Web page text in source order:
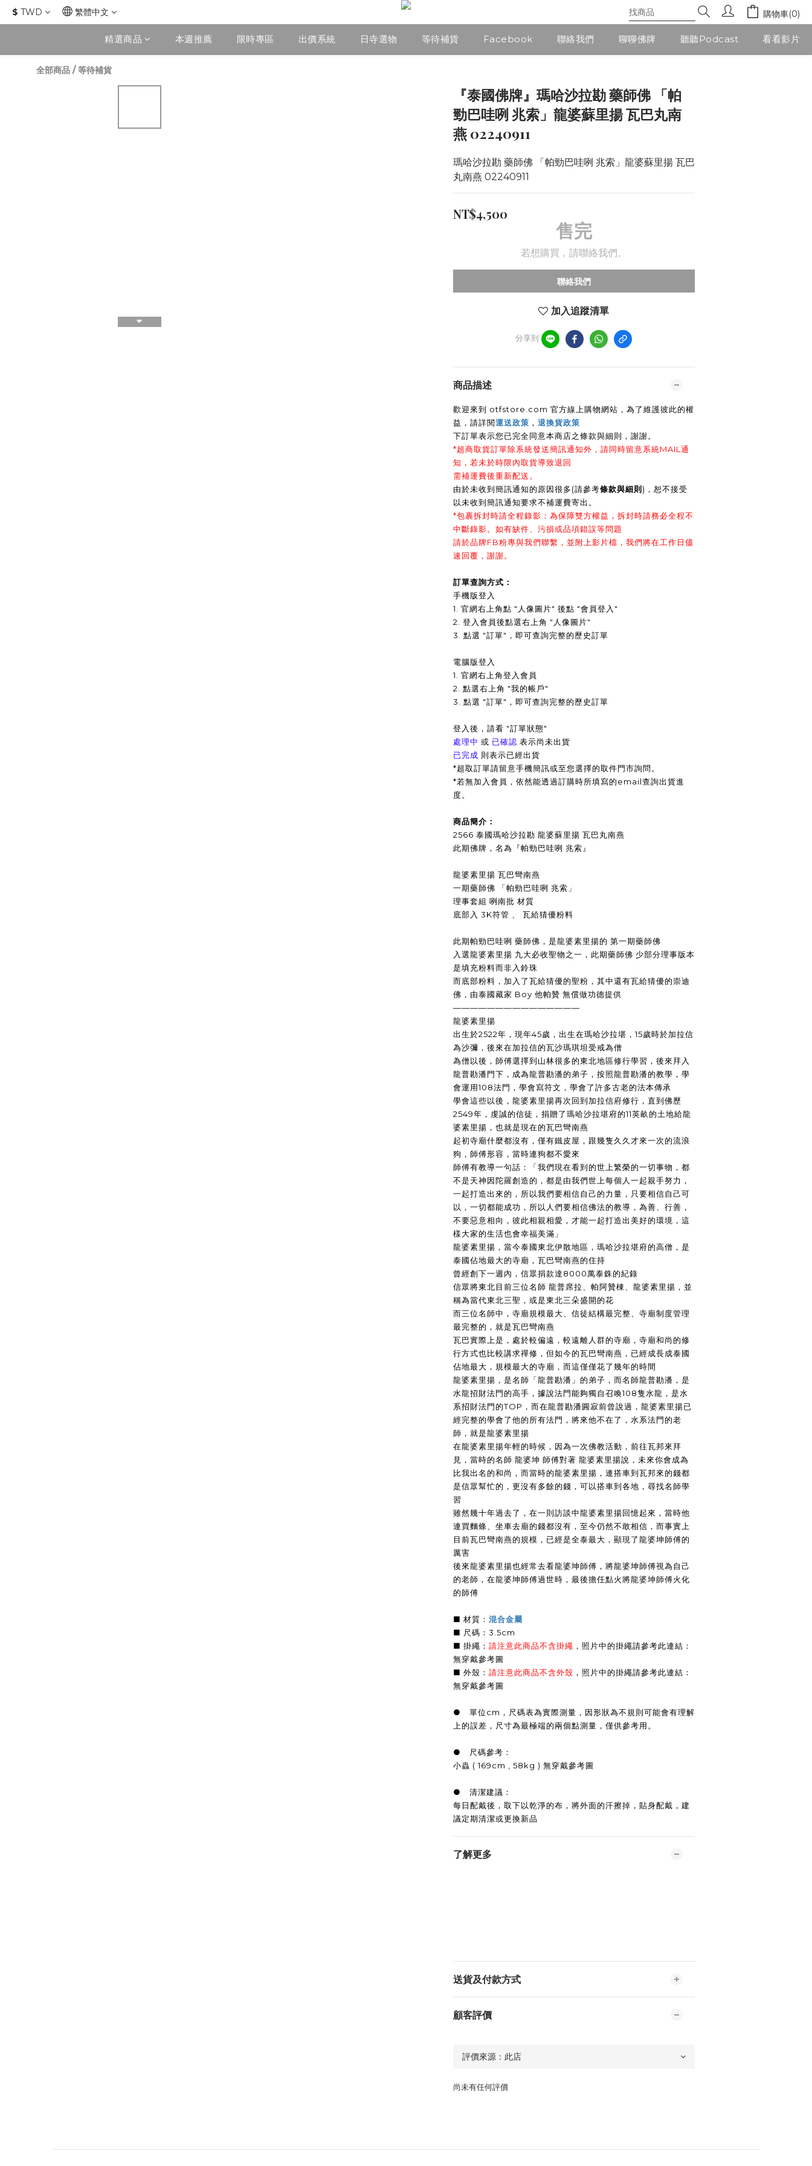
$ TWD 繁體中文 購物車(0)
精選商品 本週推薦 限時專區 出價系統 日寺選物 等待補貨 Facebook 聯絡我們 聊聊佛牌 聽聽Podcast 看看影片
全部商品 /等待補貨
『泰國佛牌』瑪哈沙拉勘 藥師佛 「帕
勁巴哇咧 兆索」龍婆蘇里揚 瓦巴丸南
燕 02240911
瑪哈沙拉勘 藥師佛 「帕勁巴哇咧 兆索」龍婆蘇里揚 瓦巴
丸南燕 02240911
NT$4,500
售完
若想購買，請聯絡我們。
聯絡我們
加入追蹤清單
分享到
商品描述
歡迎來到 otfstore.com 官方線上購物網站，為了維護彼此的權
益，請詳閱運送政策 ， 退換貨政策
下訂單表示您已完全同意本商店之條款與細則，謝謝。
*超商取貨訂單除系統發送簡訊通知外，請同時留意系統MAIL通
知，若未於時限內取貨導致退回
需補運費後重新配送。
由於未收到簡訊通知的原因很多(請參考條款與細則 )，恕不接受
以未收到簡訊通知要求不補運費寄出。
*包裹拆封時請全程錄影：為保障雙方權益，拆封時請務必全程不
中斷錄影。如有缺件、污損或品項錯誤等問題
請於品牌FB粉專與我們聯繫，並附上影片檔，我們將在工作日儘
速回覆，謝謝。
訂單查詢方式：
手機版登入
1. 官網右上角點 "人像圖片" 後點 "會員登入"
2. 登入會員後點選右上角 "人像圖片"
3. 點選 "訂單"，即可查詢完整的歷史訂單
電腦版登入
1. 官網右上角登入會員
2. 點選右上角 "我的帳戶"
3. 點選 "訂單"，即可查詢完整的歷史訂單
登入後，請看 "訂單狀態"
處理中 或 已確認 表示尚未出貨
已完成 則表示已經出貨
*超取訂單請留意手機簡訊或至您選擇的取件門市詢問。
*若無加入會員，依然能透過訂購時所填寫的email查詢出貨進
度。
商品簡介：
2566 泰國瑪哈沙拉勘 龍婆蘇里揚 瓦巴丸南燕
此期佛牌，名為『帕勁巴哇咧 兆索』
龍婆素里揚 瓦巴彎南燕
一期藥師佛 「帕勁巴哇咧 兆索」
理事套組 咧南批 材質
底部入 3K符管 、 瓦給猜優粉料
此期帕勁巴哇咧 藥師佛，是龍婆素里揚的 第一期藥師佛
入選龍婆素里揚 九大必收聖物之一，此期藥師佛 少部分理事版本
是填充粉料而非入鈴珠
而底部粉料，加入了瓦給猜優的聖粉，其中還有瓦給猜優的崇迪
佛，由泰國藏家 Boy 他帕贊 無償做功德提供
———————————————
龍婆素里揚
出生於2522年，現年45歲，出生在瑪哈沙拉堪，15歲時於加拉信
為沙彌，後來在加拉信的瓦沙瑪琪坦受戒為僧
為僧以後，師傅選擇到山林很多的東北地區修行學習，後來拜入
龍普勘潘門下，成為龍普勘潘的弟子，按照龍普勘潘的教學，學
會運用108法門，學會寫符文，學會了許多古老的法本傳承
學會這些以後，龍婆素里揚再次回到加拉信府修行，直到佛歷
2549年，虔誠的信徒，捐贈了瑪哈沙拉堪府的11英畝的土地給龍
婆素里揚，也就是現在的瓦巴彎南燕
起初寺廟什麼都沒有，僅有鐵皮屋，跟幾隻久久才來一次的流浪
狗，師傅形容，當時連狗都不愛來
師傅有教導一句話：「我們現在看到的世上繁榮的一切事物，都
不是天神因陀羅創造的，都是由我們世上每個人一起親手努力，
一起打造出來的，所以我們要相信自己的力量，只要相信自己可
以，一切都能成功，所以人們要相信佛法的教導，為善、行善，
不要惡意相向，彼此相親相愛，才能一起打造出美好的環境，這
樣大家的生活也會幸福美滿」
龍婆素里揚，當今泰國東北伊散地區，瑪哈沙拉堪府的高僧，是
泰國佔地最大的寺廟，瓦巴彎南燕的住持
曾經創下一週內，信眾捐款達8000萬泰銖的紀錄
信眾將東北目前三位名師 龍普席拉、帕阿贊棟、龍婆素里揚，並
稱為當代東北三聖，或是東北三朵盛開的花
而三位名師中，寺廟規模最大、信徒結構最完整、寺廟制度管理
最完整的，就是瓦巴彎南燕
瓦巴實際上是，處於較偏遠，較遠離人群的寺廟，寺廟和尚的修
行方式也比較講求禪修，但如今的瓦巴彎南燕，已經成長成泰國
佔地最大，規模最大的寺廟，而這僅僅花了幾年的時間
龍婆素里揚，是名師「龍普勘潘」的弟子，而名師龍普勘潘，是
水龍招財法門的高手，據說法門能夠獨自召喚108隻水龍，是水
系招財法門的TOP，而在龍普勘潘圓寂前曾說過，龍婆素里揚已
經完整的學會了他的所有法門，將來他不在了，水系法門的老
師，就是龍婆素里揚
在龍婆素里揚年輕的時候，因為一次佛教活動，前往瓦邦來拜
見，當時的名師 龍婆坤 師傅對著 龍婆素里揚說，未來你會成為
比我出名的和尚，而當時的龍婆素里揚，連搭車到瓦邦來的錢都
是信眾幫忙的，更沒有多餘的錢，可以搭車到各地，尋找名師學
習
雖然幾十年過去了，在一則訪談中龍婆素里揚回憶起來，當時他
連買麵條、坐車去廟的錢都沒有，至今仍然不敢相信，而事實上
目前瓦巴彎南燕的規模，已經是全泰最大，顯現了龍婆坤師傅的
厲害
後來龍婆素里揚也經常去看龍婆坤師傅，將龍婆坤師傅視為自己
的老師，在龍婆坤師傅過世時，最後擔任點火將龍婆坤師傅火化
的師傅
■ 材質： 混合金屬
■ 尺碼：3.5cm
■ 掛繩： 請注意此商品不含掛繩 ， 照片中的掛繩請參考此連結：
無穿戴參考圖
■ 外殼： 請注意此商品不含外殼 ， 照片中的掛繩請參考此連結：
無穿戴參考圖
● 單位cm，尺碼表為實際測量，因形狀為不規則可能會有理解
上的誤差，尺寸為最極端的兩個點測量，僅供參考用。
● 尺碼參考：
小蟲 ( 169cm , 58kg ) 無穿戴參考圖
● 清潔建議：
每日配戴後，取下以乾淨的布，將外面的汗擦掉，貼身配戴，建
議定期清潔或更換新品
了解更多
送貨及付款方式
顧客評價
尚未有任何評價